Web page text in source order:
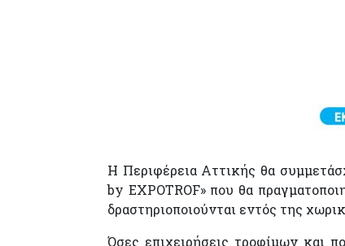
Η Περιφέρεια Αττικής θα
by EXPOTROF» που θα
δραστηριοποιούνται εντός της
Όσες επιχειρήσεις τροφίμων και